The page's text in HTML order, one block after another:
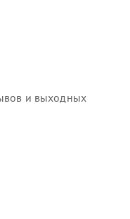
и выходных